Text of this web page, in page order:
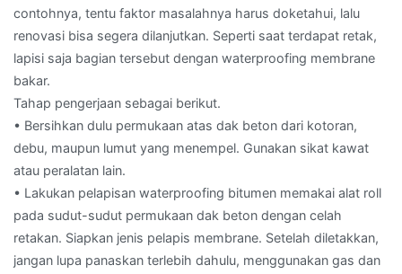
contohnya, tentu faktor masalahnya harus doketahui, lalu
renovasi bisa segera dilanjutkan. Seperti saat terdapat retak,
lapisi saja bagian tersebut dengan waterproofing membrane
bakar.
Tahap pengerjaan sebagai berikut.
• Bersihkan dulu permukaan atas dak beton dari kotoran,
debu, maupun lumut yang menempel. Gunakan sikat kawat
atau peralatan lain.
• Lakukan pelapisan waterproofing bitumen memakai alat roll
pada sudut-sudut permukaan dak beton dengan celah
retakan. Siapkan jenis pelapis membrane. Setelah diletakkan,
jangan lupa panaskan terlebih dahulu, menggunakan gas dan